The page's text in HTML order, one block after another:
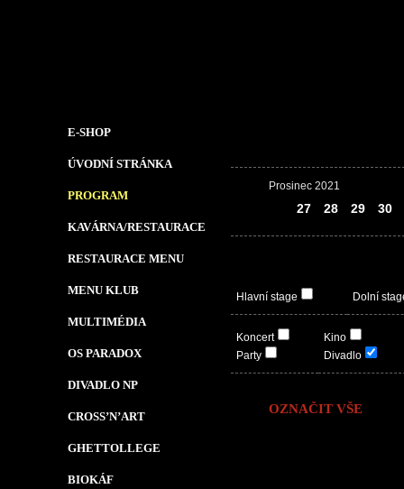
E-SHOP
ÚVODNÍ STRÁNKA
PROGRAM
KAVÁRNA/RESTAURACE
RESTAURACE MENU
MENU KLUB
MULTIMÉDIA
OS PARADOX
DIVADLO NP
CROSS’N’ART
GHETTOLLEGE
BIOKÁF
Prosinec 2021
27 28 29 30
Hlavní stage Dolní
Koncert
Party
Kino
Divadlo
OZNAČIT VŠE